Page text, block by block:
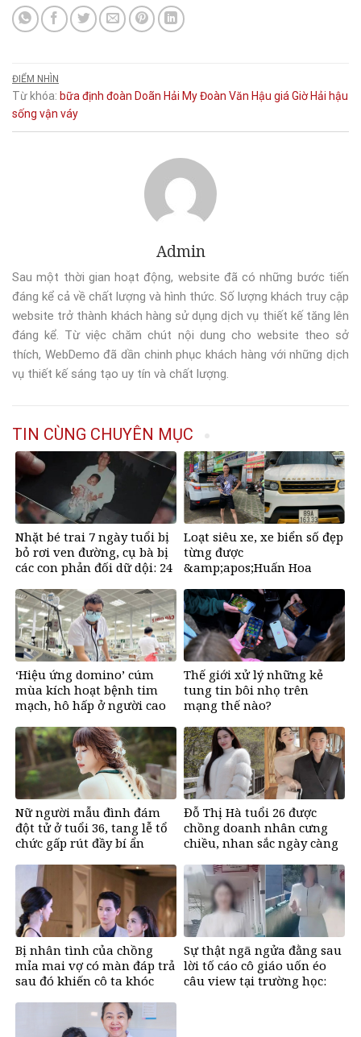
ĐIỂM NHÌN
Từ khóa: bữa định đoàn Doãn Hải MyĐoàn Văn Hậu giá GiờHải hậu
sống vận váy
Admin
Sau một thời gian hoạt động, website đã có những bước tiến
đáng kể cả về chất lượng và hình thức. Số lượng khách truy cập
website trở thành khách hàng sử dụng dịch vụ thiết kế tăng lên
đáng kể. Từ việc chăm chút nội dung cho website theo sở
thích, WebDemo đã dần chinh phục khách hàng với những dịch
vụ thiết kế sáng tạo uy tín và chất lượng.
TIN CÙNG CHUYÊN MỤC
Nhặt bé trai 7 ngày tuổi bị
bỏ rơi ven đường, cụ bà bị
các con phản đối dữ dội: 24
động
Loạt siêu xe, xe biển số đẹp
từng được
&amp;apos;Huấn Hoa
sốt mạng
‘Hiệu ứng domino’ cúm
mùa kích hoạt bệnh tim
mạch, hô hấp ở người cao
Thế giới xử lý những kẻ
tung tin bôi nhọ trên
mạng thế nào?
Nữ người mẫu đình đám
đột tử ở tuổi 36, tang lễ tổ
chức gấp rút đầy bí ẩn
Đỗ Thị Hà tuổi 26 được
chồng doanh nhân cưng
chiều, nhan sắc ngày càng
Bị nhân tình của chồng
mỉa mai vợ có màn đáp trả
sau đó khiến cô ta khóc
Sự thật ngã ngửa đằng sau
lời tố cáo cô giáo uốn éo
câu view tại trường học: